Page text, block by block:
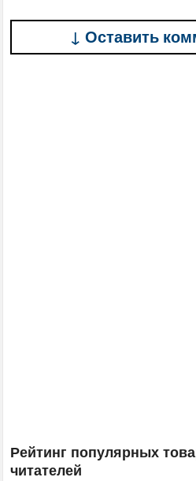
↓ Оставить
Рейтинг популярных
читателей